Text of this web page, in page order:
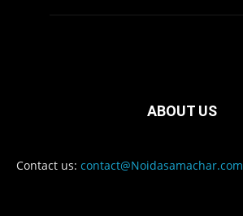
ABOUT US
Contact us: contact@Noidasamachar.com